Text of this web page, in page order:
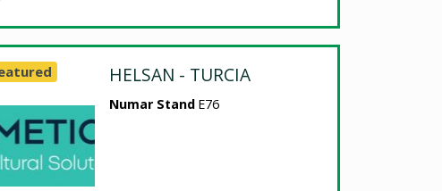
HELSAN - TURCIA
Numar Stand E76